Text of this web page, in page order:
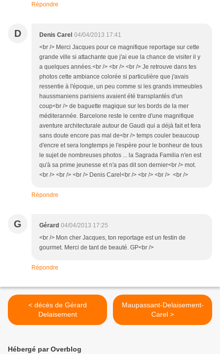
Répondre
D Denis Carel 04/04/2013 17:41
<br /> Merci Jacques pour ce magnifique reportage sur cette
grande ville si attachante que j'ai eue la chance de visiter il y
a quelques années.<br /> <br /> <br /> Je retrouve dans tes
photos cette ambiance colorée si particulière que j'avais
ressentie à l'époque, un peu comme si les grands immeubles
haussmaniens parisiens avaient été transplantés d'un
coup<br /> de baguette magique sur les bords de la mer
méditerannée. Barcelone reste le centre d'une magnifique
aventure architecturale autour de Gaudi qui a déjà fait et fera
sans doute encore pas mal de<br /> temps couler beaucoup
d'encre et sera longtemps je l'espère pour le bonheur de tous
le sujet de nombreuses photos ... la Sagrada Familia n'en est
qu'à sa prime jeunesse et n'a pas dit son dernier<br /> mot.
<br /> <br /> <br /> Denis Carel<br /> <br /> <br /> <br />
Répondre
G Gérard 04/04/2013 17:25
<br /> Mon cher Jacques, ton reportage est un festin de
gourmet. Merci de tant de beauté. GP<br />
Répondre
< décès de Gérard
Delaisement
Maupassant-Delaisement-
Carel >
Hébergé par Overblog